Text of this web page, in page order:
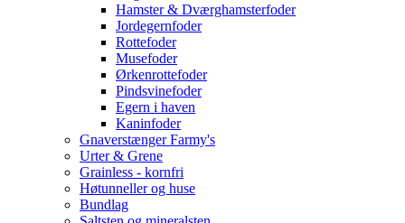
Hamster & Dværghamsterfoder
Jordegernfoder
Rottefoder
Musefoder
Ørkenrottefoder
Pindsvinefoder
Egern i haven
Kaninfoder
Gnaverstænger Farmy's
Urter & Grene
Grainless - kornfri
Høtunneller og huse
Bundlag